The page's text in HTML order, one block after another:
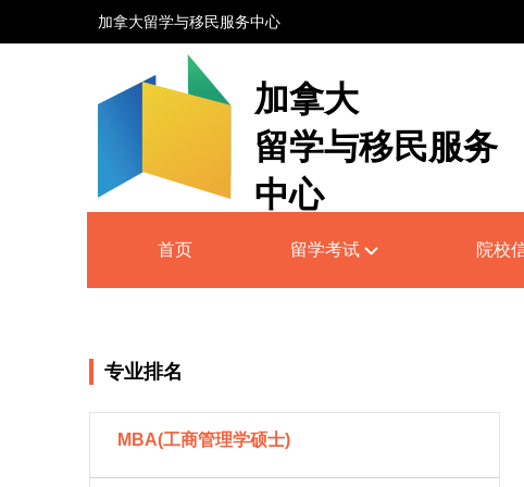
加拿大留学与移民服务中心
加拿大
留学与移民服务
中心
Service Centre
首页 留学考试 院校
专业排名
MBA(工商管理学硕士)